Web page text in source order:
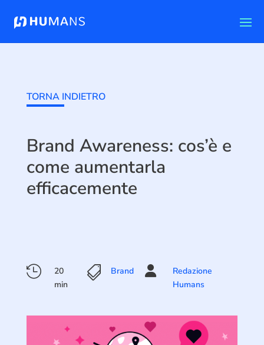
TORNA INDIETRO
Brand Awareness: cos’è e
come aumentarla
efficacemente

20
min
 Brand 
Redazione
Humans